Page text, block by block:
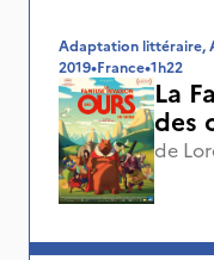
Adaptation littéraire,
2019•France•1h22
La
des
de